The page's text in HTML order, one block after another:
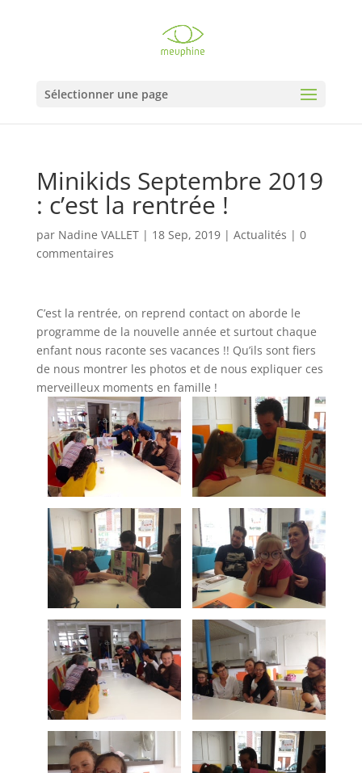
Sélectionner une page
Minikids Septembre 2019
: c’est la rentrée !
par Nadine VALLET| 18 Sep, 2019| Actualités | 0
commentaires
C’est la rentrée, on reprend contact on aborde le
programme de la nouvelle année et surtout chaque
enfant nous raconte ses vacances !! Qu’ils sont fiers
de nous montrer les photos et de nous expliquer ces
merveilleux moments en famille !